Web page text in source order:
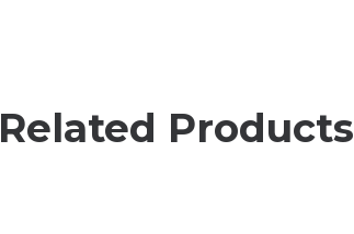
Related Products